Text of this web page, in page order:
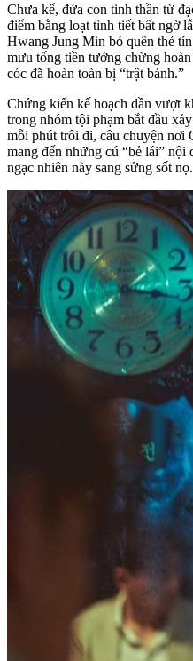
Chưa kể, đứa con tinh thần từ
điểm bằng loạt tình tiết bất ngờ
Hwang Jung Min bỏ quên thẻ
mưu tống tiền tưởng chừng
cóc đã hoàn toàn bị “trật bánh.”
Chứng kiến kế hoạch dần vượt
trong nhóm tội phạm bắt đầu
mỗi phút trôi đi, câu chuyện nơi
mang đến những cú “bẻ lái”
ngạc nhiên này sang sửng sốt nọ.